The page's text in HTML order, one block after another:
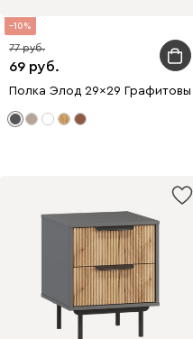
10
69
77
Полка Элод 29x29 Графитовый